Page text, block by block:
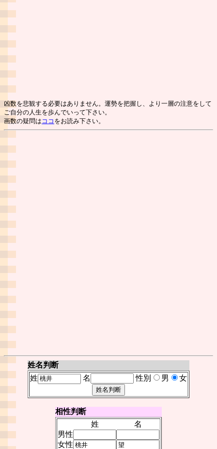
凶数を悲観する必要はありません。運勢を把握し、より一層の注意をして
ご自分の人生を歩んでいって下さい。
画数の疑問は ココ をお読み下さい。
姓名判断
姓
名 性別 男 女
相性判断
姓
名
男性
女性